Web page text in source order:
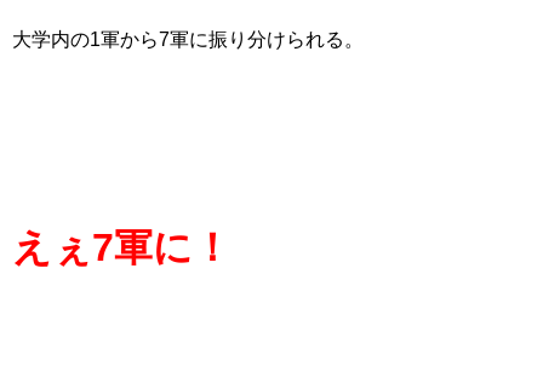
大学内の1軍から7軍に振り分けられる。
えぇ7軍に！